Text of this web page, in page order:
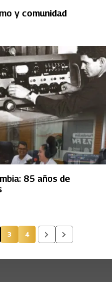
y comunidad
85 años de
actual
Página
3 Página
4